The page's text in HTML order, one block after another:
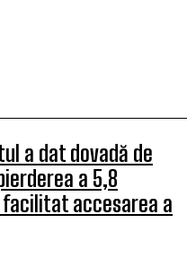
a dat dovadă de
a 5,8
facilitat accesarea a